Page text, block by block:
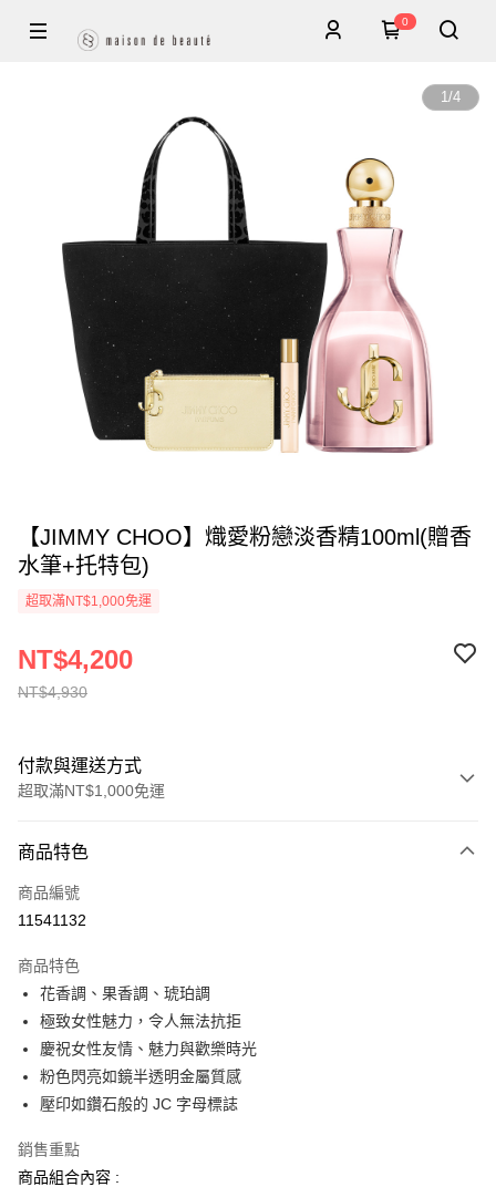
0
1/4
【JIMMY CHOO】熾愛粉戀淡香精100ml(贈香
水筆+托特包)
超取滿NT$1,000免運
NT$4,930
NT$4,200
付款與運送方式
超取滿NT$1,000免運
信用卡一次付款
ATM付款
運送方式
付款後全家取貨
每筆NT$80，滿NT$1,000(含以上)免運費
付款後萊爾富取貨
每筆NT$100，滿NT$1,000(含以上)免運費
付款後7-11取貨
每筆NT$80，滿NT$1,000(含以上)免運費
商品特色
商品編號
11541132
商品特色
花香調、果香調、琥珀調
極致女性魅力，令人無法抗拒
慶祝女性友情、魅力與歡樂時光
粉色閃亮如鏡半透明金屬質感
壓印如鑽石般的 JC 字母標誌
銷售重點
商品組合內容 :